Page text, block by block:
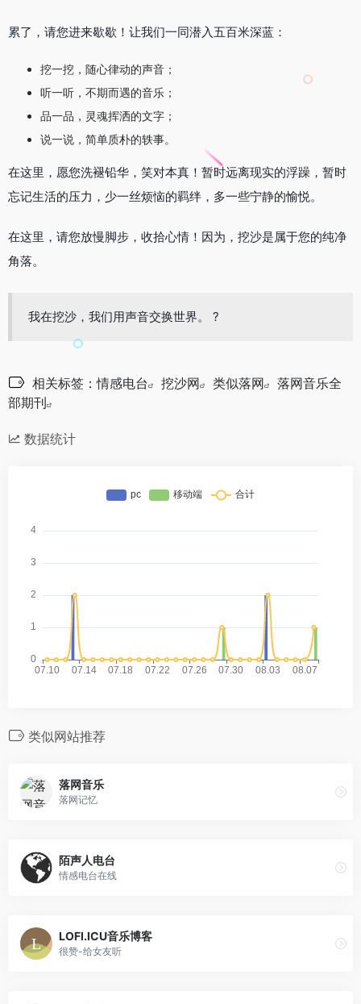
累了，请您进来歇歇！让我们一同潜入五百米深蓝：
挖一挖，随心律动的声音；
听一听，不期而遇的音乐；
品一品，灵魂挥洒的文字；
说一说，简单质朴的轶事。
在这里，愿您洗褪铅华，笑对本真！暂时远离现实的浮躁，暂时
忘记生活的压力，少一丝烦恼的羁绊，多一些宁静的愉悦。
在这里，请您放慢脚步，收拾心情！因为，挖沙是属于您的纯净
角落。
我在挖沙，我们用声音交换世界。 ?
相关标签：情感电台 挖沙网 类似落网
落网音乐全
部期刊
数据统计
类似网站推荐
落网音乐
落网记忆
陌声人电台
情感电台在线
LOFI.ICU音乐博客
很赞-给女友听